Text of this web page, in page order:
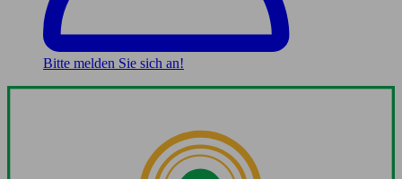
Bitte melden Sie sich an!